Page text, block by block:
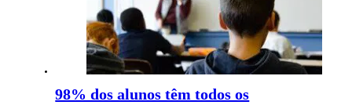
98% dos alunos têm todos os